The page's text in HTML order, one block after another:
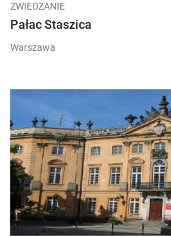
ZWIEDZANIE
Pałac Staszica
Warszawa